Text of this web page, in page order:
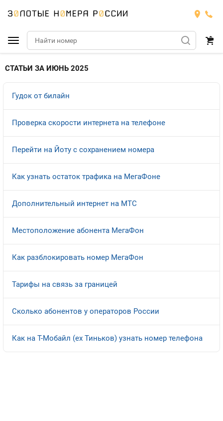
Подобрать номер
МТС
МТС
Тарифы
Номера
Тарифы
Теле2
ТЕЛЕ2
Йота
ЙОТА
Контакты
Устройства
СТАТЬИ ЗА ИЮНЬ 2025
Гудок от билайн
Проверка скорости интернета на телефоне
Перейти на Йоту с сохранением номера
Как узнать остаток трафика на МегаФоне
Дополнительный интернет на МТС
Местоположение абонента МегаФон
Как разблокировать номер МегаФон
Тарифы на связь за границей
Сколько абонентов у операторов России
Как на Т-Мобайл (ex Тиньков) узнать номер телефона